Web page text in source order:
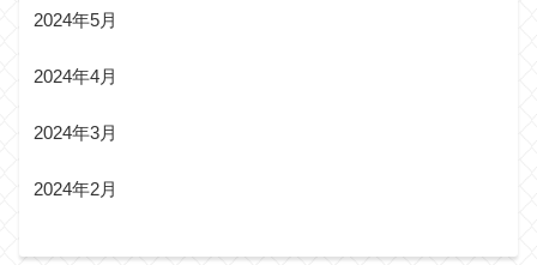
2024年5月
2024年4月
2024年3月
2024年2月